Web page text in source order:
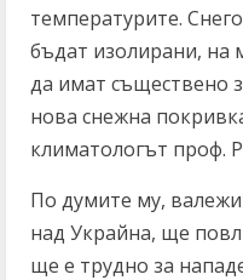
температурите.
бъдат изолирани, на
да имат съществено
нова снежна
климатологът проф.
По думите му,
над Украйна, ще
ще е трудно за